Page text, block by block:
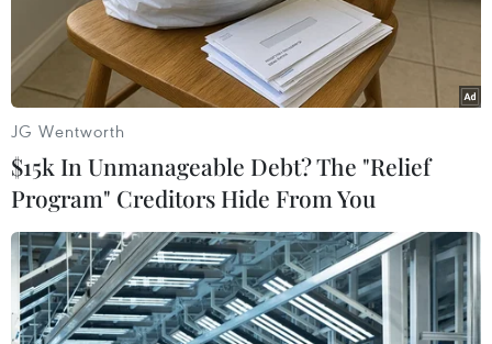
JG Wentworth
$15k In Unmanageable Debt? The "Relief
Program" Creditors Hide From You